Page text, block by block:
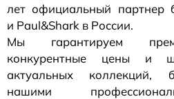
лет официальный партнер
и Paul&Shark в России.
Мы гарантируем
конкурентные цены и
актуальных коллекций,
нашими